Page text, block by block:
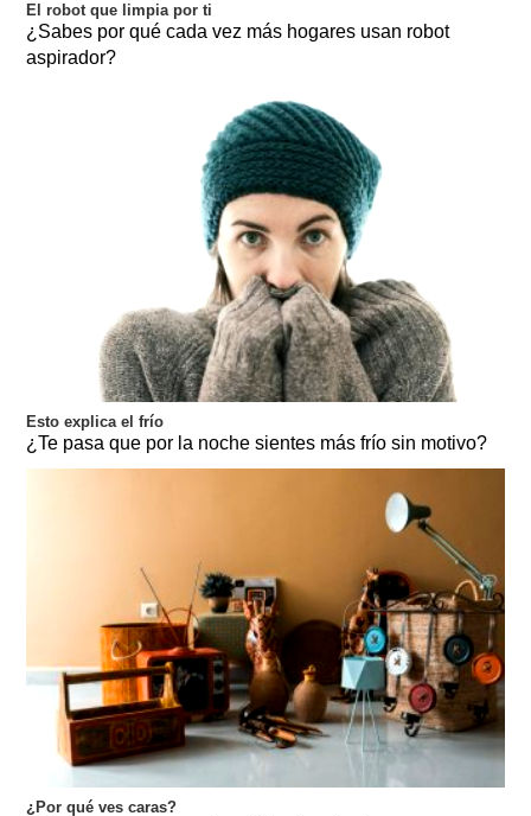
El robot que limpia por ti
¿Sabes por qué cada vez más hogares usan robot
aspirador?
Esto explica el frío
¿Te pasa que por la noche sientes más frío sin motivo?
¿Por qué ves caras?